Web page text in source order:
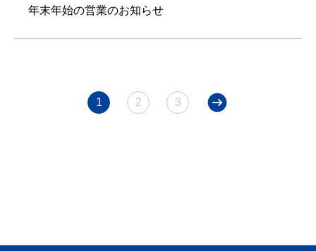
年末年始の営業のお知らせ
1 2 3